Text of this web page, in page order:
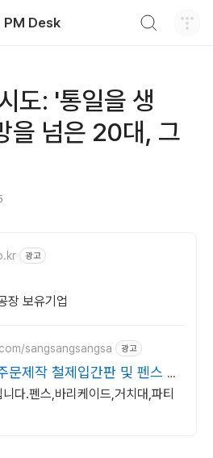
PM Desk
도: '통일을 생
을 넘은 20대, 그
광고
장 보유기업
sangsangsangsa 광고
문제작 철제입간판 및 펜스 맞
다.펜스,바리케이드,거치대,파티